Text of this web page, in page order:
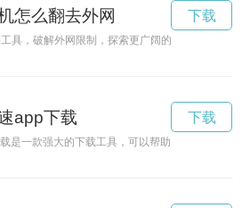
怎么翻去外网
具，破解外网限制，探索更广阔的互联网世界。
下载
app下载
是一款强大的下载工具，可以帮助用户加速下载
下载